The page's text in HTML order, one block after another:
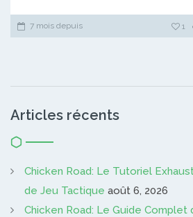
7 mois depuis 1
Articles récents
Chicken Road: Le Tutoriel
de Jeu Tactique août 6, 2026
Chicken Road: Le Guide Complet